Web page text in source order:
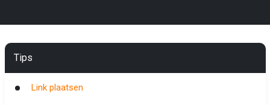
Tips
Link plaatsen